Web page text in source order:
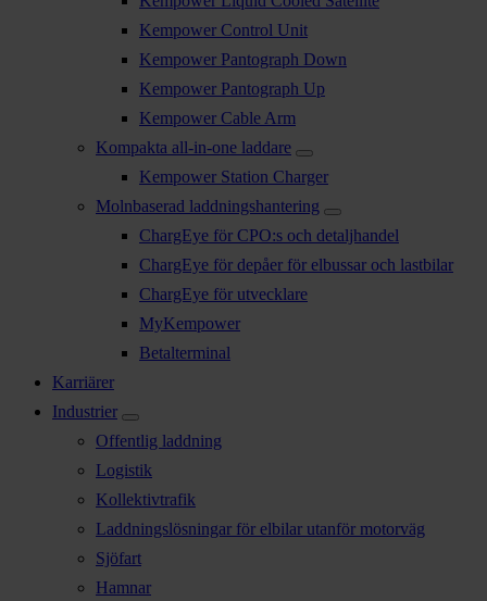
Kempower Control Unit
Kempower Pantograph Down
Kempower Pantograph Up
Kempower Cable Arm
Kompakta all-in-one laddare
Kempower Station Charger
Molnbaserad laddningshantering
ChargEye för CPO:s och detaljhandel
ChargEye för depåer för elbussar och lastbilar
ChargEye för utvecklare
MyKempower
Betalterminal
Karriärer
Industrier
Offentlig laddning
Logistik
Kollektivtrafik
Laddningslösningar för elbilar utanför motorväg
Sjöfart
Hamnar